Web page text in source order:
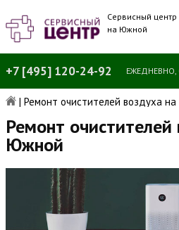
Сервисный центр
на Южной
+7 [495] 120-24-92 ЕЖЕДНЕВНО,
| Ремонт очистителей воздуха
Ремонт очистителей
Южной